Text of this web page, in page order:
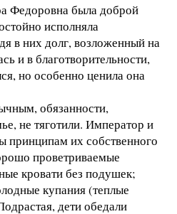
Федоровна была доброй
исполняла
в них долг, возложенный на
и в благотворительности,
но особенно ценила она
обязанности,
не тяготили. Император и
принципам их собственного
проветриваемые
кровати без подушек;
купания (теплые
дети обедали